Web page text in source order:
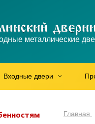
металлические
Входные двери
Главная